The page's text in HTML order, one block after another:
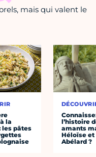
mais qui valent le
la
les pâtes
l’histoire
amants
Héloïse et
Abélard ?